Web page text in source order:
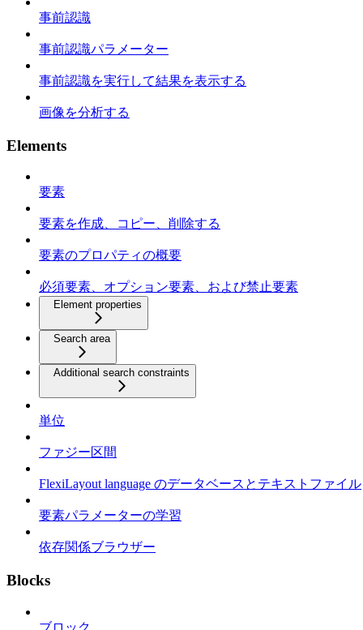
事前認識
事前認識パラメーター
事前認識を実行して結果を表示する
画像を分析する
Elements
要素
要素を作成、コピー、削除する
要素のプロパティの概要
必須要素、オプション要素、および禁止要素
Element properties
Search area
Additional search constraints
単位
ファジー区間
FlexiLayout language のデータベースとテキストファイル
要素パラメーターの学習
依存関係ブラウザー
Blocks
ブロック